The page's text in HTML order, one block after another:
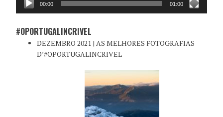
00:00 01:00
#OPORTUGALINCRIVEL
DEZEMBRO 2021 | AS MELHORES FOTOGRAFIAS
D’#OPORTUGALINCRIVEL